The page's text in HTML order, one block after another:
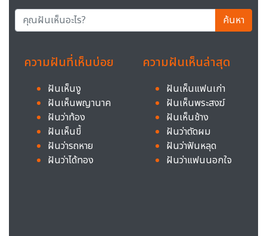
ค้นหา
ความฝันที่เห็นบ่อย
ฝันเห็นงู
ฝันเห็นพญานาค
ฝันว่าท้อง
ฝันเห็นขี้
ฝันว่ารถหาย
ฝันว่าได้ทอง
ความฝันเห็นล่าสุด
ฝันเห็นแฟนเก่า
ฝันเห็นพระสงฆ์
ฝันเห็นช้าง
ฝันว่าตัดผม
ฝันว่าฟันหลุด
ฝันว่าแฟนนอกใจ